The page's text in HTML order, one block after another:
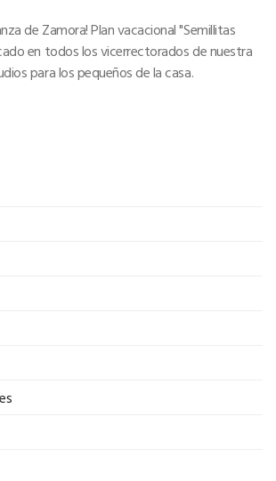
de Zamora! Plan vacacional "Semillitas
en todos los vicerrectorados de nuestra
para los pequeños de la casa.